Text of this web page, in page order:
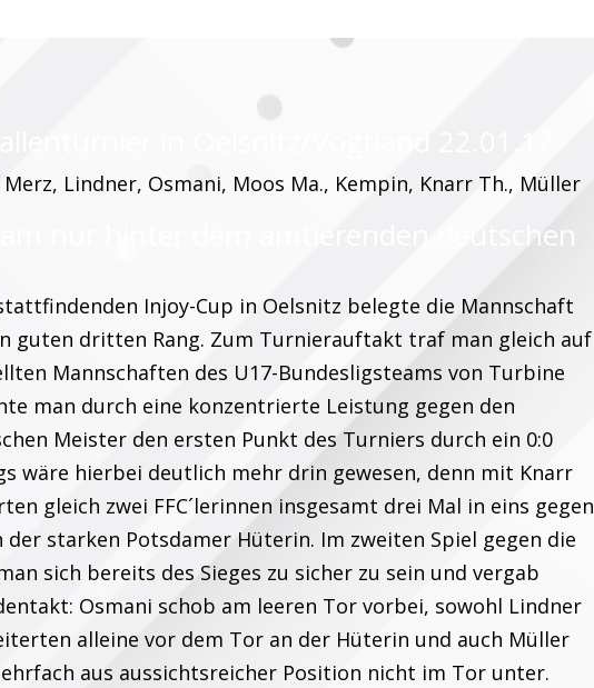
in Oelsnitz/Vogtland 22.01.17
Lindner, Osmani, Moos Ma., Kempin, Knarr Th., Müller
nur hinter dem amtierenden deutschen
Injoy-Cup in Oelsnitz belegte die Mannschaft
guten dritten Rang. Zum Turnierauftakt traf man gleich auf
Mannschaften des U17-Bundesligsteams von Turbine
man durch eine konzentrierte Leistung gegen den
Meister den ersten Punkt des Turniers durch ein 0:0
wäre hierbei deutlich mehr drin gewesen, denn mit Knarr
gleich zwei FFC´lerinnen insgesamt drei Mal in eins gegen
der starken Potsdamer Hüterin. Im zweiten Spiel gegen die
sich bereits des Sieges zu sicher zu sein und vergab
Osmani schob am leeren Tor vorbei, sowohl Lindner
alleine vor dem Tor an der Hüterin und auch Müller
aus aussichtsreicher Position nicht im Tor unter.